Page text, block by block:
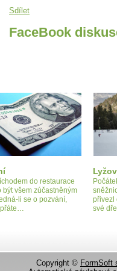
Sdílet
FaceBook
do restaurace
být všem zúčastněným
li se o pozvání,
přivezl
své
Copyright © FormSoft